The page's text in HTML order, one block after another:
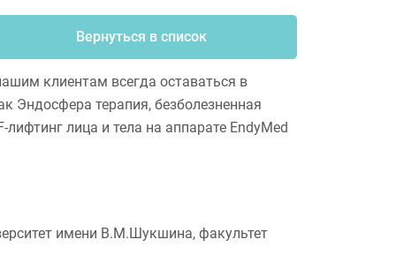
Вернуться в список
клиентам всегда оставаться в
Эндосфера терапия, безболезненная
лица и тела на аппарате EndyMed
имени В.М.Шукшина, факультет